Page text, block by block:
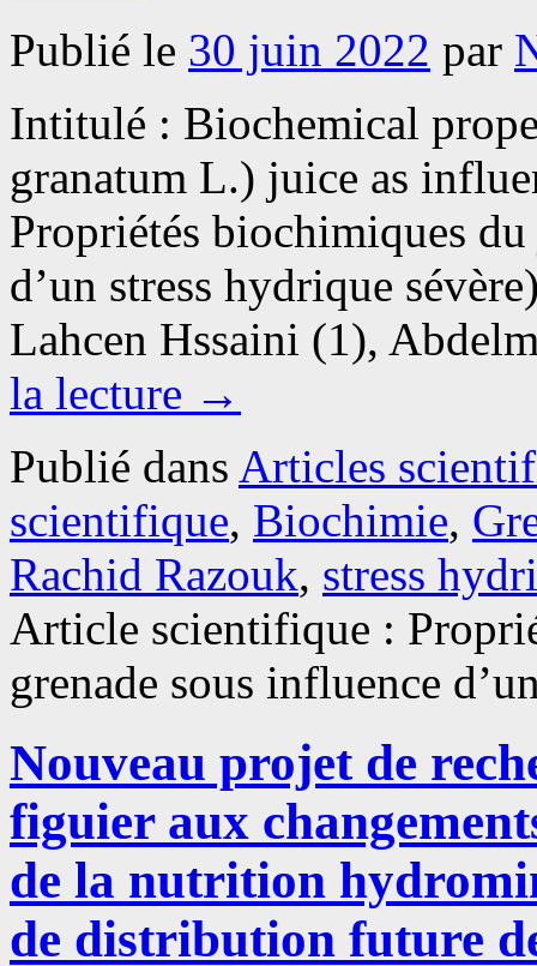
Publié le 30 juin 2022 par
Intitulé : Biochemical
granatum L.) juice as
Propriétés biochimiques
d’un stress hydrique
Lahcen Hssaini (1),
la lecture →
Publié dans Articles
scientifique, Biochimie,
Rachid Razouk, stress
Article scientifique :
grenade sous influence
Nouveau projet de
figuier aux
de la nutrition
de distribution future